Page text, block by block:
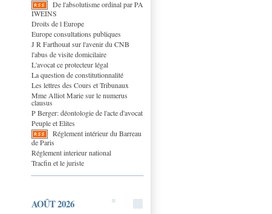
De l'absolutisme ordinal par PA
IWEINS
Droits de l Europe
Europe consultations publiques
J R Farthouat sur l'avenir du CNB
l'abus de visite domicilaire
L'avocat ce protecteur légal
La question de constitutionnalité
Les lettres des Cours et Tribunaux
Mme Alliot Marie sur le numerus
clausus
P Berger: déontologie de l'acte d'avocat
Peuple et Elites
Réglement intérieur du Barreau
de Paris
Réglement interieur national
Tracfin et le juriste
AOÛT 2026